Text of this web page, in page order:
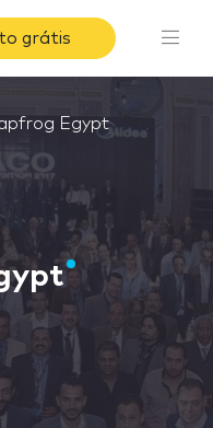
grátis
Egypt